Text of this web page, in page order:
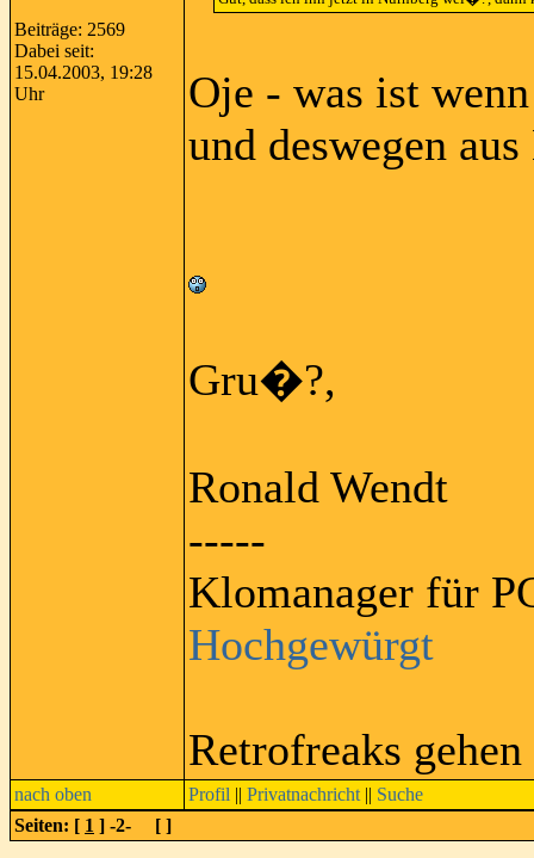
Beiträge: 2569
Dabei seit:
15.04.2003, 19:28
Uhr
Oje - was ist
und deswegen
Gru�?,
Ronald Wendt
-----
Klomanager für
Hochgewürgt
Retrofreaks
nach oben Profil || Privatnachricht || Suche
Seiten: [ 1 ] -2- [ ]